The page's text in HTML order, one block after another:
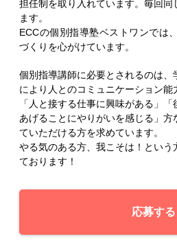
担任制を取り入れています。毎回同
ます。
ECCの個別指導塾ベストワンでは
づくりを心がけています。
個別指導講師に必要とされるのは、
により人とのコミュニケーション能
「人と接する仕事に興味がある」
あげることにやりがいを感じる」方
ていただける方を求めています。
やる気のある方、我こそは！という
ております！
応募する